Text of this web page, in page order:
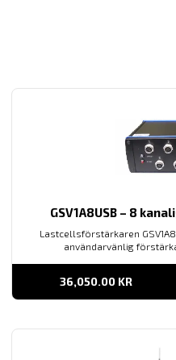
GSV1A8USB – 8
Lastcellsförstärkaren
användarvänlig
36,050.00 KR